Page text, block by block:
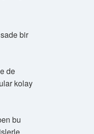
bir
de
kolay
bu